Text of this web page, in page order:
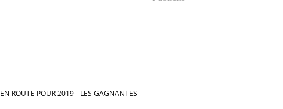
EN ROUTE POUR 2019 - LES GAGNANTES